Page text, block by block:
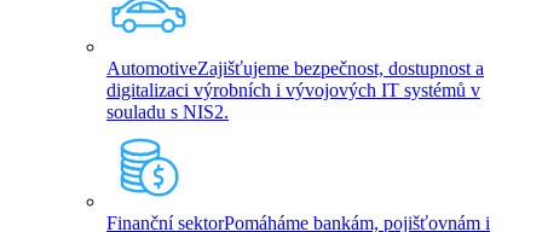
AutomotiveZajišťujeme bezpečnost, dostupnost a
digitalizaci výrobních i vývojových IT systémů v
souladu s NIS2.
Finanční sektorPomáháme bankám, pojišťovnám i